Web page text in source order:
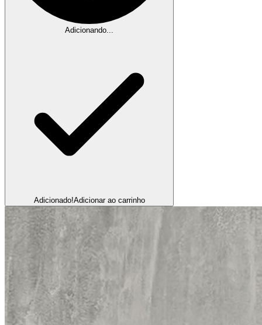
Adicionando...
Adicionado!Adicionar ao carrinho